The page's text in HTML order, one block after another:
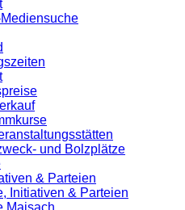
und Bolzplätze
& Parteien
Initiativen & Parteien
Maisach